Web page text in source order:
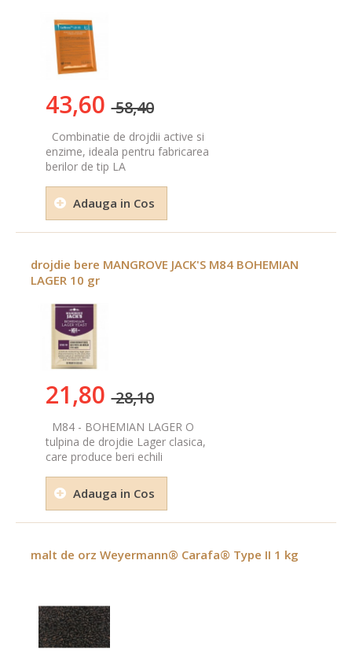
43,60 58,40
Combinatie de drojdii active si
enzime, ideala pentru fabricarea
berilor de tip LA
Adauga in Cos
drojdie bere MANGROVE JACK'S M84 BOHEMIAN
LAGER 10 gr
21,80 28,10
M84 - BOHEMIAN LAGER O
tulpina de drojdie Lager clasica,
care produce beri echili
Adauga in Cos
malt de orz Weyermann® Carafa® Type II 1 kg